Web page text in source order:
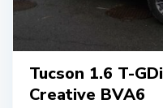
Tucson 1.6 T-
Creative BVA6